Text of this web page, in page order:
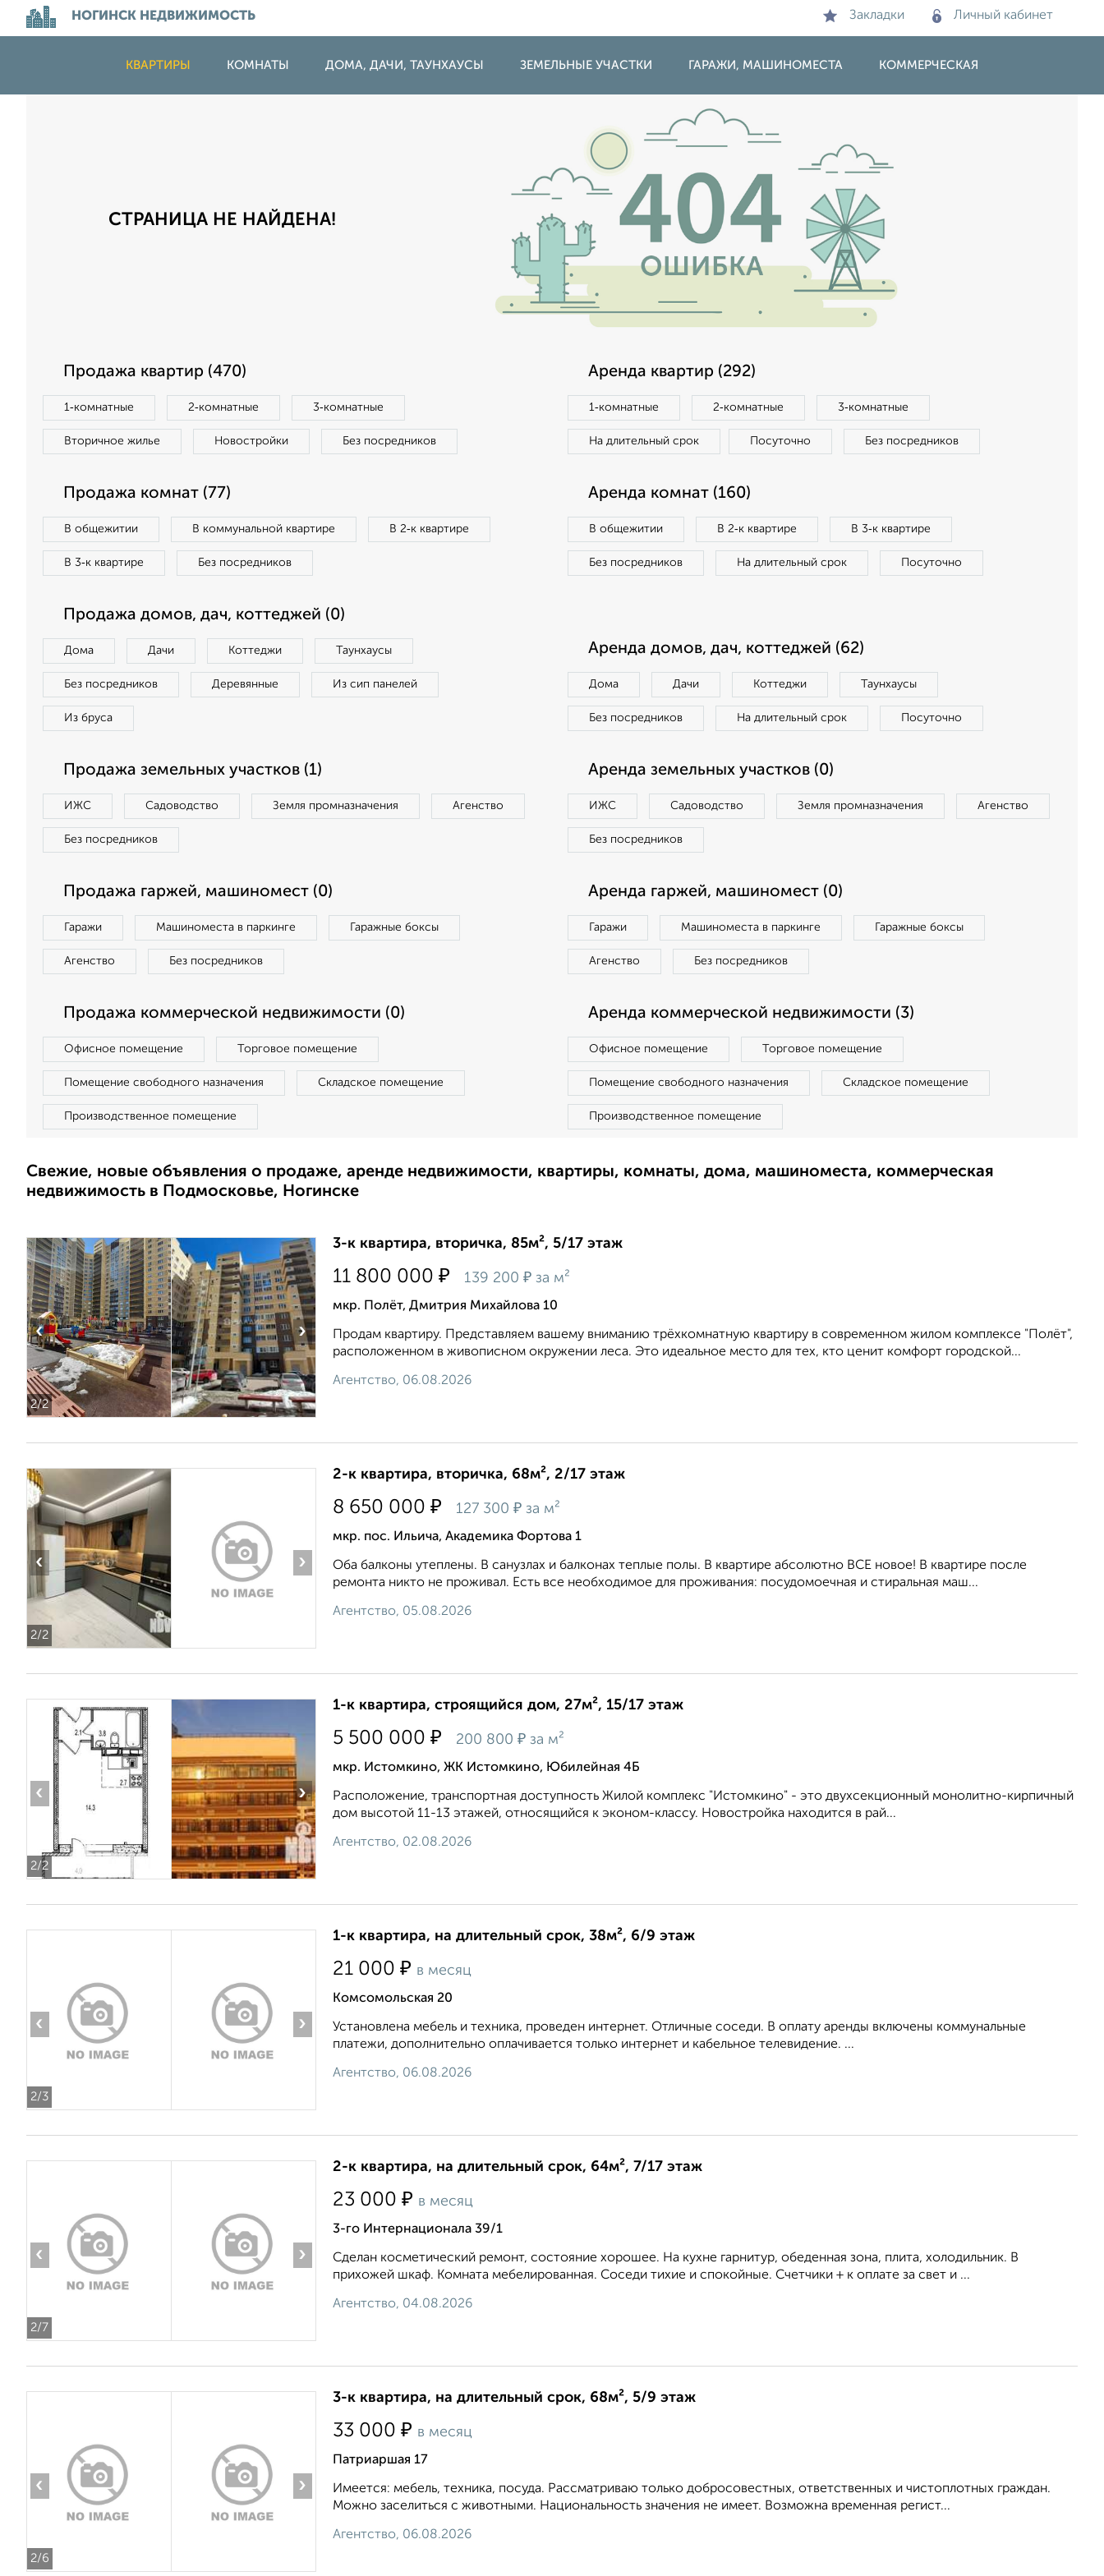
НОГИНСК НЕДВИЖИМОСТЬ Закладки Личный кабинет
КВАРТИРЫ КОМНАТЫ ДОМА, ДАЧИ, ТАУНХАУСЫ ЗЕМЕЛЬНЫЕ УЧАСТКИ ГАРАЖИ, МАШИНОМЕСТА КОММЕРЧЕСКАЯ
СТРАНИЦА НЕ НАЙДЕНА!
Продажа квартир (470)
1‑комнатные 2‑комнатные 3‑комнатные
Вторичное жилье Новостройки Без посредников
Аренда квартир (292)
1‑комнатные 2‑комнатные 3‑комнатные
На длительный срок Посуточно Без посредников
Продажа комнат (77)
В общежитии В коммунальной квартире В 2‑к квартире
В 3‑к квартире Без посредников
Аренда комнат (160)
В общежитии В 2‑к квартире В 3‑к квартире
Без посредников На длительный срок Посуточно
Продажа домов, дач, коттеджей (0)
Дома Дачи Коттеджи Таунхаусы
Без посредников Деревянные Из сип панелей
Из бруса
Аренда домов, дач, коттеджей (62)
Дома Дачи Коттеджи Таунхаусы
Без посредников На длительный срок Посуточно
Продажа земельных участков (1)
ИЖС Садоводство Земля промназначения Агенство
Без посредников
Аренда земельных участков (0)
ИЖС Садоводство Земля промназначения Агенство
Без посредников
Продажа гаржей, машиномест (0)
Гаражи Машиноместа в паркинге Гаражные боксы
Агенство Без посредников
Аренда гаржей, машиномест (0)
Гаражи Машиноместа в паркинге Гаражные боксы
Агенство Без посредников
Продажа коммерческой недвижимости (0)
Офисное помещение Торговое помещение
Помещение свободного назначения Складское помещение
Производственное помещение
Аренда коммерческой недвижимости (3)
Офисное помещение Торговое помещение
Помещение свободного назначения Складское помещение
Производственное помещение
Свежие, новые объявления о продаже, аренде недвижимости, квартиры, комнаты, дома, машиноместа, коммерческая
недвижимость в Подмосковье, Ногинске
2/2
‹ ›
3-к квартира, вторичка, 85м², 5/17 этаж
11 800 000 ₽ 139 200 ₽ за м²
мкр. Полёт, Дмитрия Михайлова 10
Продам квартиру. Представляем вашему вниманию трёхкомнатную квартиру в современном жилом комплексе "Полёт",
расположенном в живописном окружении леса. Это идеальное место для тех, кто ценит комфорт городской...
Агентство, 06.08.2026
2/2
‹ ›
2-к квартира, вторичка, 68м², 2/17 этаж
8 650 000 ₽ 127 300 ₽ за м²
мкр. пос. Ильича, Академика Фортова 1
Оба балконы утеплены. В санузлах и балконах теплые полы. В квартире абсолютно ВСЕ новое! В квартире после
ремонта никто не проживал. Есть все необходимое для проживания: посудомоечная и стиральная маш...
Агентство, 05.08.2026
2/2
‹ ›
1-к квартира, строящийся дом, 27м², 15/17 этаж
5 500 000 ₽ 200 800 ₽ за м²
мкр. Истомкино, ЖК Истомкино, Юбилейная 4Б
Расположение, транспортная доступность Жилой комплекс "Истомкино" - это двухсекционный монолитно-кирпичный
дом высотой 11-13 этажей, относящийся к эконом-классу. Новостройка находится в рай...
Агентство, 02.08.2026
2/3
‹ ›
1-к квартира, на длительный срок, 38м², 6/9 этаж
21 000 ₽ в месяц
Комсомольская 20
Установлена мебель и техника, проведен интернет. Отличные соседи. В оплату аренды включены коммунальные
платежи, дополнительно оплачивается только интернет и кабельное телевидение. ...
Агентство, 06.08.2026
2/7
‹ ›
2-к квартира, на длительный срок, 64м², 7/17 этаж
23 000 ₽ в месяц
3-го Интернационала 39/1
Сделан косметический ремонт, состояние хорошее. На кухне гарнитур, обеденная зона, плита, холодильник. В
прихожей шкаф. Комната мебелированная. Соседи тихие и спокойные. Счетчики + к оплате за свет и ...
Агентство, 04.08.2026
2/6
‹ ›
3-к квартира, на длительный срок, 68м², 5/9 этаж
33 000 ₽ в месяц
Патриаршая 17
Имеется: мебель, техника, посуда. Рассматриваю только добросовестных, ответственных и чистоплотных граждан.
Можно заселиться с животными. Национальность значения не имеет. Возможна временная регист...
Агентство, 06.08.2026